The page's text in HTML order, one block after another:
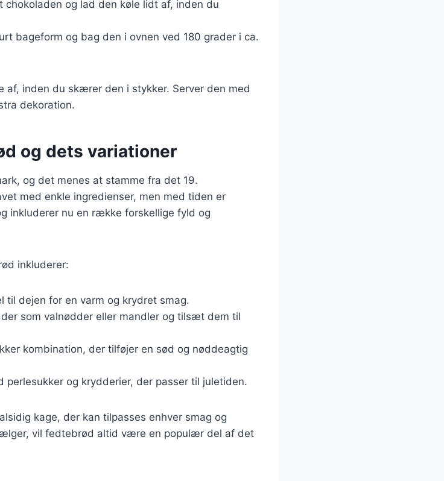
chokoladen og lad den køle lidt af, inden du
bageform og bag den i ovnen ved 180 grader i ca.
inden du skærer den i stykker. Server den med
dekoration.
og dets variationer
og det menes at stamme fra det 19.
med enkle ingredienser, men med tiden er
inkluderer nu en række forskellige fyld og
inkluderer:
til dejen for en varm og krydret smag.
som valnødder eller mandler og tilsæt dem til
kombination, der tilføjer en sød og nøddeagtig
perlesukker og krydderier, der passer til juletiden.
kage, der kan tilpasses enhver smag og
vil fedtebrød altid være en populær del af det